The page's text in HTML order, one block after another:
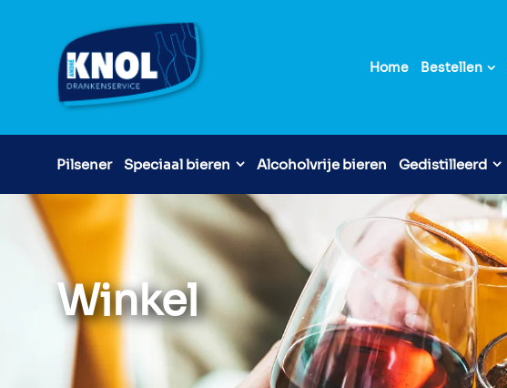
Home Bestellen
Pilsener Speciaal bieren Alcoholvrije bieren Gedistilleerd
Winkel